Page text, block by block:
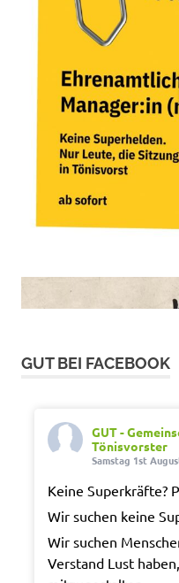
GUT BEI FACEBOOK
GUT -
Tönisvorster
Samstag 1st
Keine Superkräfte?
Wir suchen keine
Wir suchen
Verstand Lust